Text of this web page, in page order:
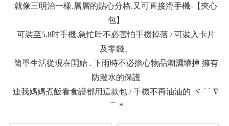
就像三明治一樣.層層的貼心分格.又可直接滑手機-【夾心
包】
可裝至5.8吋手機.急忙時不必害怕手機掉落 / 可裝入卡片
及零錢、
簡單生活從現在開始 . 下雨時不必擔心物品潮濕壞掉 擁有
防潑水的保護
連我媽媽煮飯看食譜都用這款包 / 手機不再油油的 ヾ ⌒ ∇
⌒ *